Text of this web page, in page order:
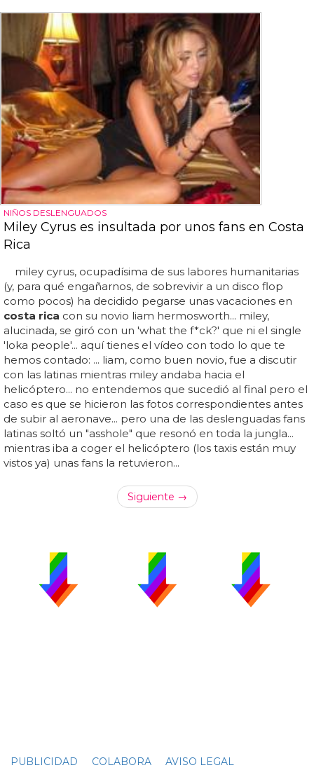
NIÑOS DESLENGUADOS
Miley Cyrus es insultada por unos fans en Costa
Rica
miley cyrus, ocupadísima de sus labores humanitarias
(y, para qué engañarnos, de sobrevivir a un disco flop
como pocos) ha decidido pegarse unas vacaciones en
costa rica con su novio liam hermosworth... miley,
alucinada, se giró con un 'what the f*ck?' que ni el single
'loka people'... aquí tienes el vídeo con todo lo que te
hemos contado: ... liam, como buen novio, fue a discutir
con las latinas mientras miley andaba hacia el
helicóptero... no entendemos que sucedió al final pero el
caso es que se hicieron las fotos correspondientes antes
de subir al aeronave... pero una de las deslenguadas fans
latinas soltó un "asshole" que resonó en toda la jungla...
mientras iba a coger el helicóptero (los taxis están muy
vistos ya) unas fans la retuvieron...
Siguiente →
PUBLICIDAD COLABORA AVISO LEGAL